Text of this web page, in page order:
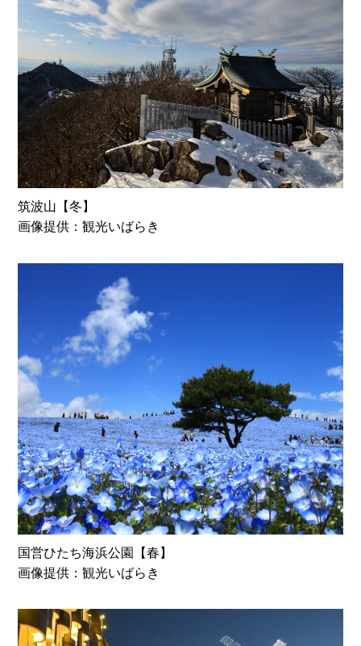
筑波山【冬】
画像提供：観光いばらき
国営ひたち海浜公園【春】
画像提供：観光いばらき